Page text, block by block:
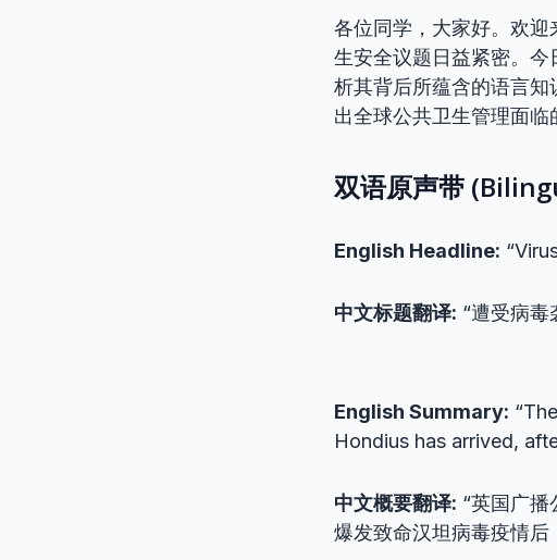
各位同学，大家好。欢
生安全议题日益紧密。
析其背后所蕴含的语言
出全球公共卫生管理面临
双语原声带
English Headline:
中文标题翻译: “遭受病
English Summary:
Hondius has arrived,
中文概要翻译: “英国广
爆发致命汉坦病毒疫情后